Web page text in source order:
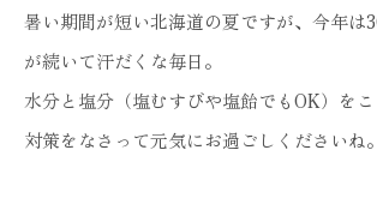
暑い期間が短い北海道の夏ですが、今年は
が続いて汗だくな毎日。
水分と塩分（塩むすびや塩飴でもOK）を
対策をなさって元気にお過ごしくださいね。